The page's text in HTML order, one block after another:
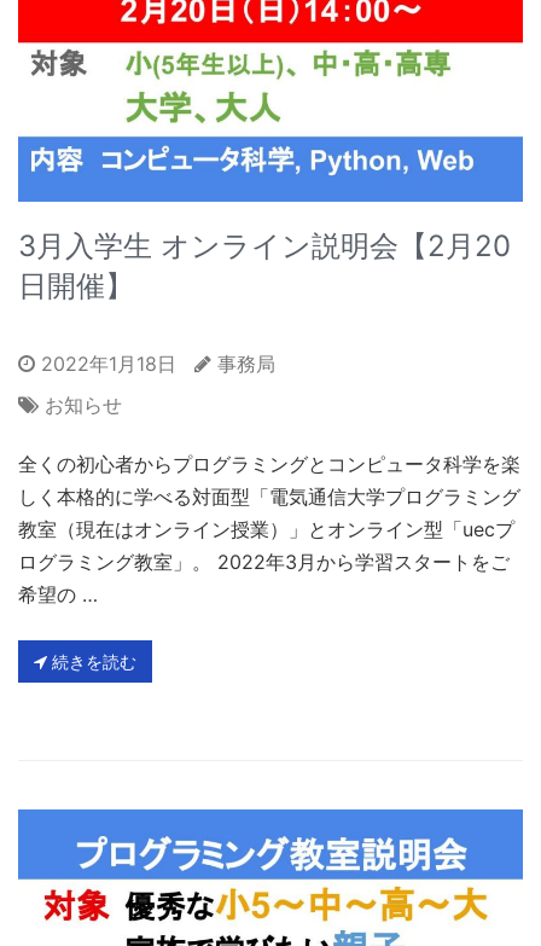
3月入学生 オンライン説明会【2月20
日開催】
2022年1月18日
事務局
お知らせ
全くの初心者からプログラミングとコンピュータ科学を楽
しく本格的に学べる対面型「電気通信大学プログラミング
教室（現在はオンライン授業）」とオンライン型「uecプ
ログラミング教室」。 2022年3月から学習スタートをご
希望の …
続きを読む